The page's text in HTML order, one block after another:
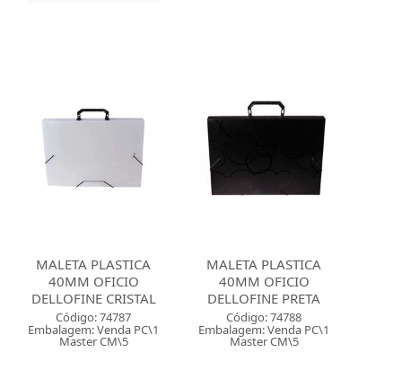
MALETA PLASTICA
40MM OFICIO
DELLOFINE CRISTAL
Código: 74787
Embalagem: Venda PC\1
Master CM\5
MALETA PLASTICA
40MM OFICIO
DELLOFINE PRETA
Código: 74788
Embalagem: Venda PC\1
Master CM\5